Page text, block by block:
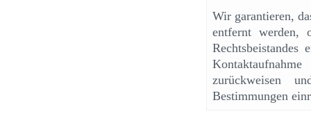
Wir garantieren,
entfernt werden,
zurückweisen
Bestimmungen